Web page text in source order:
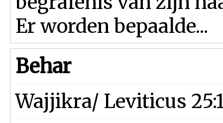
Er worden bepaalde...
Behar
Wajjikra/ Leviticus